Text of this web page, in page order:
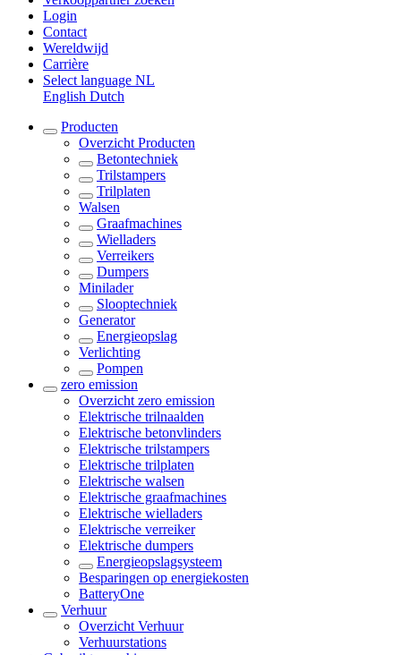
Login
Contact
Wereldwijd
Carrière
Select language NL
English Dutch
Producten
Overzicht Producten
Betontechniek
Trilstampers
Trilplaten
Walsen
Graafmachines
Wielladers
Verreikers
Dumpers
Minilader
Slooptechniek
Generator
Energieopslag
Verlichting
Pompen
zero emission
Overzicht zero emission
Elektrische trilnaalden
Elektrische betonvlinders
Elektrische trilstampers
Elektrische trilplaten
Elektrische walsen
Elektrische graafmachines
Elektrische wielladers
Elektrische verreiker
Elektrische dumpers
Energieopslagsysteem
Besparingen op energiekosten
BatteryOne
Verhuur
Overzicht Verhuur
Verhuurstations